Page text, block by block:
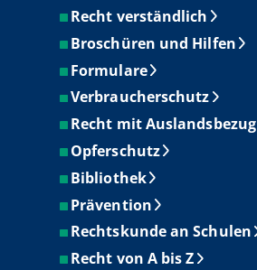
Recht verständlich
Broschüren und Hilfen
Formulare
Verbraucherschutz
Recht mit Auslandsbezug
Opferschutz
Bibliothek
Prävention
Rechtskunde an Schulen
Recht von A bis Z